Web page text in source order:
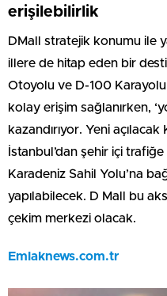
erişilebilirlik
DMall stratejik konumu ile
illere de hitap eden bir
Otoyolu ve D-100
kolay erişim sağlanırken,
kazandırıyor. Yeni
İstanbul’dan şehir içi
Karadeniz Sahil Yolu’na
yapılabilecek. D Mall bu
çekim merkezi olacak.
Emlaknews.com.tr